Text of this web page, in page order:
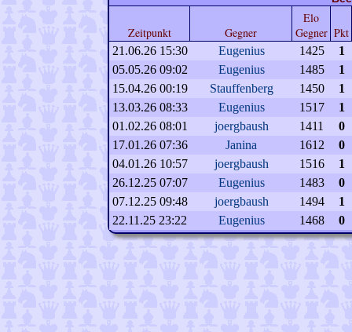
Zeitpunkt Gegner
Elo
Gegner Pkt
21.06.26 15:30 Eugenius 1425
1
05.05.26 09:02
Eugenius 1485
1
15.04.26 00:19
Stauffenberg 1450
1
13.03.26 08:33
Eugenius 1517
1
01.02.26 08:01
joergbaush 1411
0
17.01.26 07:36
Janina 1612
0
04.01.26 10:57
joergbaush 1516
1
26.12.25 07:07
Eugenius 1483
0
07.12.25 09:48
joergbaush 1494
1
22.11.25 23:22
Eugenius 1468 0